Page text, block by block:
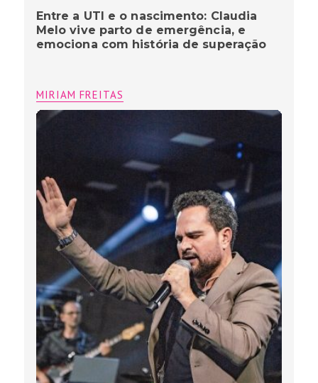
Entre a UTI e o nascimento: Claudia
Melo vive parto de emergência, e
emociona com história de superação
MIRIAM FREITAS